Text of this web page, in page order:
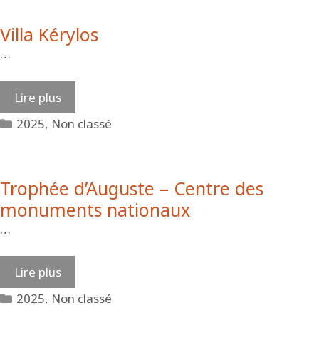
Villa Kérylos
…
Lire plus
Catégories
2025, Non classé
Trophée d’Auguste – Centre des
monuments nationaux
…
Lire plus
Catégories
2025, Non classé